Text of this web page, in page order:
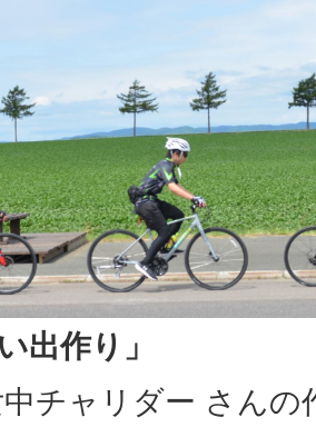
出作り」
中チャリダー さん